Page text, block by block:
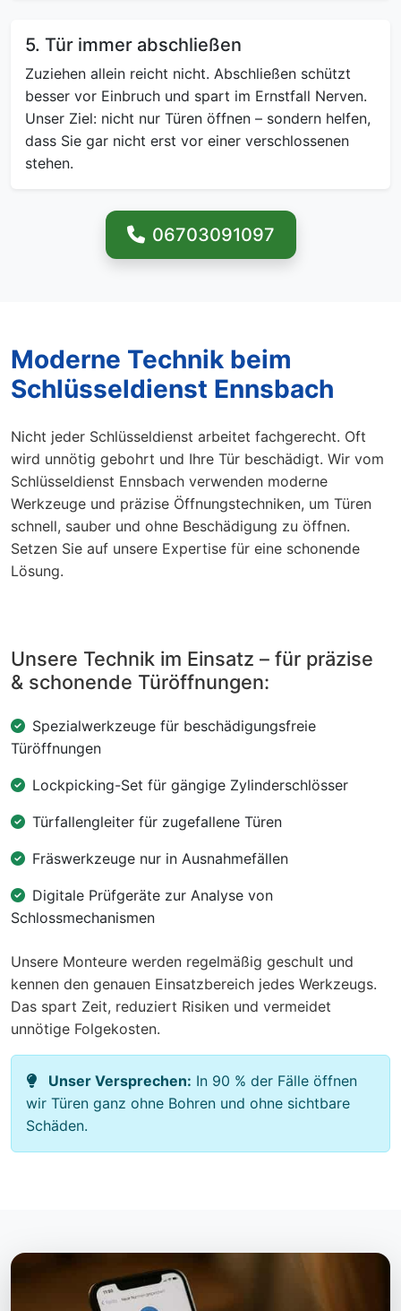
5. Tür immer abschließen
Zuziehen allein reicht nicht. Abschließen schützt
besser vor Einbruch und spart im Ernstfall Nerven.
Unser Ziel: nicht nur Türen öffnen – sondern helfen,
dass Sie gar nicht erst vor einer verschlossenen
stehen.
06703091097
Moderne Technik beim
Schlüsseldienst Ennsbach
Nicht jeder Schlüsseldienst arbeitet fachgerecht. Oft
wird unnötig gebohrt und Ihre Tür beschädigt. Wir vom
Schlüsseldienst Ennsbach verwenden moderne
Werkzeuge und präzise Öffnungstechniken, um Türen
schnell, sauber und ohne Beschädigung zu öffnen.
Setzen Sie auf unsere Expertise für eine schonende
Lösung.
Unsere Technik im Einsatz – für präzise
& schonende Türöffnungen:
Spezialwerkzeuge für beschädigungsfreie
Türöffnungen
Lockpicking-Set für gängige Zylinderschlösser
Türfallengleiter für zugefallene Türen
Fräswerkzeuge nur in Ausnahmefällen
Digitale Prüfgeräte zur Analyse von
Schlossmechanismen
Unsere Monteure werden regelmäßig geschult und
kennen den genauen Einsatzbereich jedes Werkzeugs.
Das spart Zeit, reduziert Risiken und vermeidet
unnötige Folgekosten.
Unser Versprechen: In 90 % der Fälle öffnen
wir Türen ganz ohne Bohren und ohne sichtbare
Schäden.